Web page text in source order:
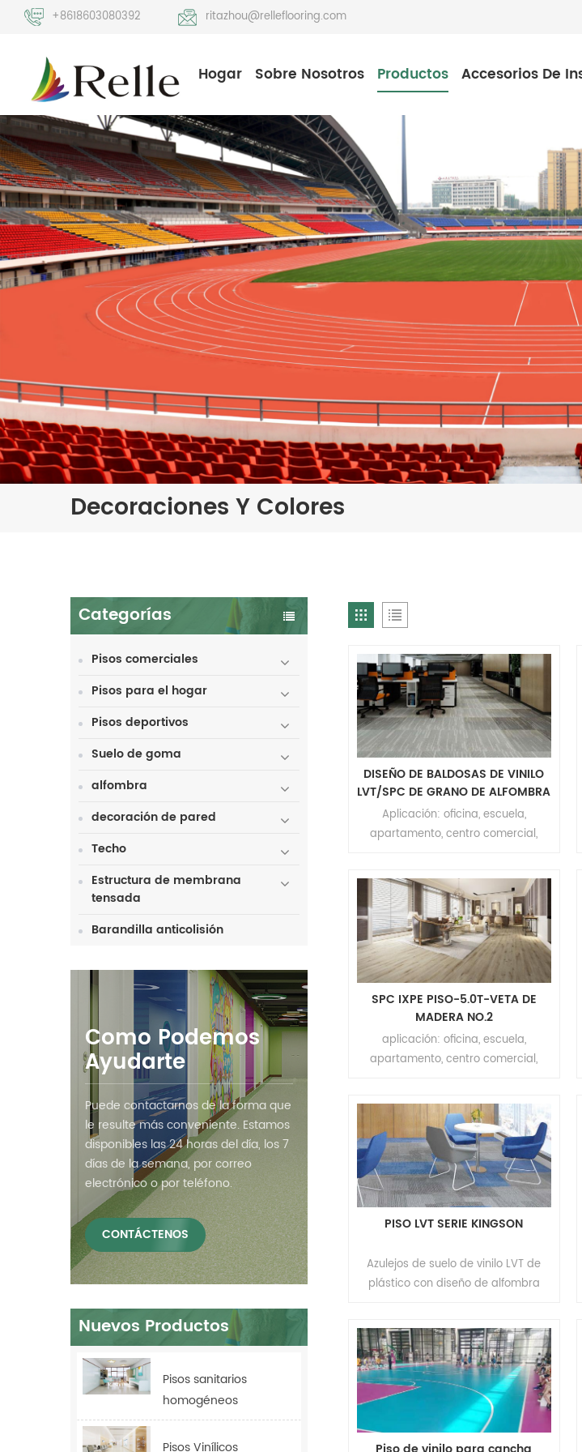
+8618603080392 ritazhou@relleflooring.com
Hogar Sobre Nosotros Productos Accesorios De
Decoraciones Y Colores
Categorías
Pisos comerciales
Pisos para el hogar
Pisos deportivos
Suelo de goma
alfombra
decoración de pared
Techo
Estructura de membrana
tensada
Barandilla anticolisión
Como Podemos
Ayudarte
Puede contactarnos de la forma que
le resulte más conveniente. Estamos
disponibles las 24 horas del día, los 7
días de la semana, por correo
electrónico o por teléfono.
CONTÁCTENOS
Nuevos Productos
Pisos sanitarios
homogéneos
antibacterianos Relle
para hospitales
Pisos Vinílicos
DISEÑO DE BALDOSAS DE VINILO
LVT/SPC DE GRANO DE ALFOMBRA
Aplicación: oficina, escuela,
apartamento, centro comercial,
457,2 mmTamaño del proceso
estadístico: 182 mm * 1220
mmEspesor: 2 mmSuperficie:
recubrimiento UVRespaldo:
autoadhesivo/dorso secoMOQ: 200
metros cuadrados
SPC IXPE PISO-5.0T-VETA DE
MADERA NO.2
aplicación: oficina, escuela,
apartamento, centro comercial,
5.0mm(t)*184mm(w)*1220mm(l)
peso: 8 kg/m2 reverso: ixpe moq:
200 m2
PISO LVT SERIE KINGSON
Azulejos de suelo de vinilo LVT de
plástico con diseño de alfombra
hotel ect. marca: relle color: patrón
de alfombra tamaño: 450 mm
(ancho) * 900 mm (largo) / 600
mm (ancho) * 600 mm (largo)/1000
mm (ancho) * 1000 mm (largo)
espesor: 2.0/2.5/3.0mm espesor de